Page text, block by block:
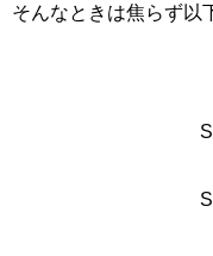
そんなときは焦らず以